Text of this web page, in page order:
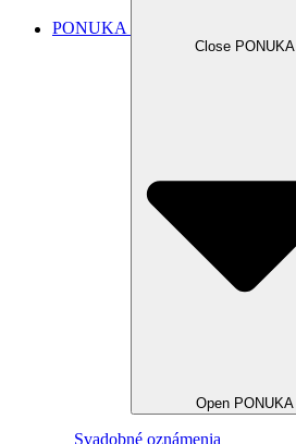
PONUKA
Close PONUKA
Open PONUKA
Svadobné oznámenia